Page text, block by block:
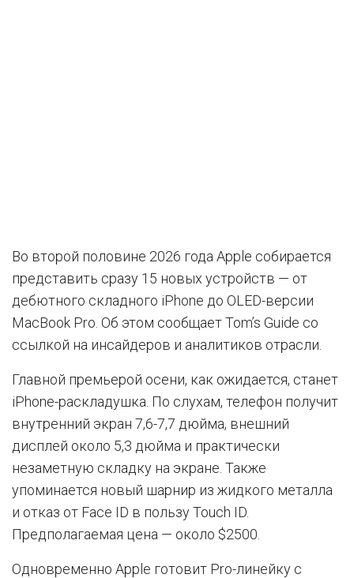
Во второй половине 2026 года Apple собирается
представить сразу 15 новых устройств — от
дебютного складного iPhone до OLED-версии
MacBook Pro. Об этом сообщает Tom’s Guide со
ссылкой на инсайдеров и аналитиков отрасли.
Главной премьерой осени, как ожидается, станет
iPhone-раскладушка. По слухам, телефон получит
внутренний экран 7,6-7,7 дюйма, внешний
дисплей около 5,3 дюйма и практически
незаметную складку на экране. Также
упоминается новый шарнир из жидкого металла
и отказ от Face ID в пользу Touch ID.
Предполагаемая цена — около $2500.
Одновременно Apple готовит Pro-линейку с